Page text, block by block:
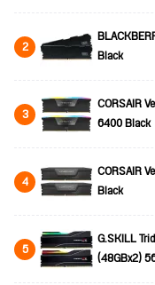
2
Black
3
CORSAIR
6400 Black
4
CORSAIR
Black
5
G.SKILL
(48GBx2)